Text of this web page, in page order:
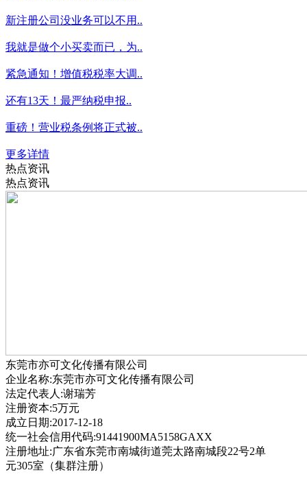
新注册公司没业务可以不用..
我就是做个小买卖而已，为..
紧急通知！增值税税率大调..
还有13天！最严纳税申报..
重磅！营业税条例将正式被..
更多详情
热点资讯
热点资讯
东莞市亦可文化传播有限公司
企业名称:东莞市亦可文化传播有限公司
法定代表人:谢瑞芳
注册资本:5万元
成立日期:2017-12-18
统一社会信用代码:91441900MA5158GAXX
注册地址:广东省东莞市南城街道莞太路南城段22号2单
元305室（集群注册）